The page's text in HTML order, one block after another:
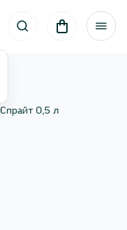
Спрайт 0,5 л